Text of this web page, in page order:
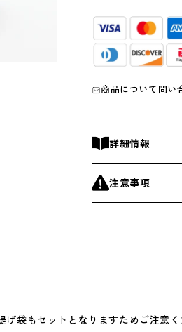
の
量
減
す
商品について問い
詳細情報
注意事項
袋もセットとなりますためご注意